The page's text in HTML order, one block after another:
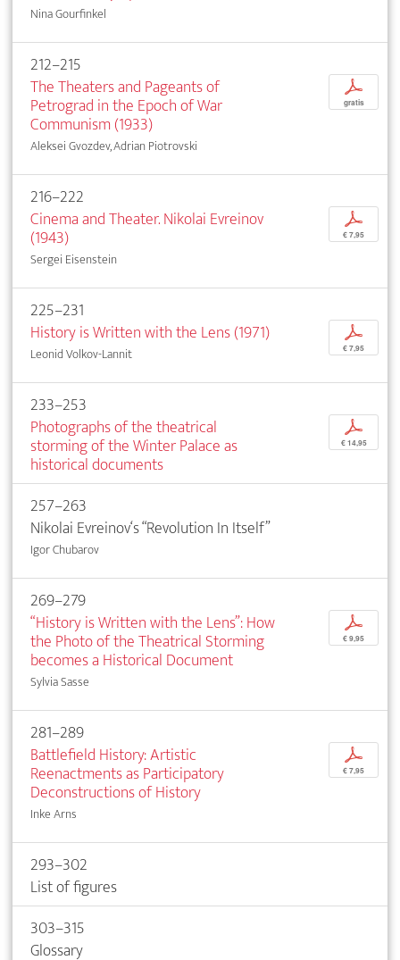
Nina Gourfinkel
212–215
The Theaters and Pageants of
Petrograd in the Epoch of War
Communism (1933)
Aleksei Gvozdev, Adrian Piotrovski
p
gratis
216–222
Cinema and Theater. Nikolai Evreinov
(1943)
Sergei Eisenstein
p
€ 7,95
225–231
History is Written with the Lens (1971)
Leonid Volkov-Lannit
p
€ 7,95
233–253
Photographs of the theatrical
storming of the Winter Palace as
historical documents
p
€ 14,95
257–263
Nikolai Evreinov‘s “Revolution In Itself”
Igor Chubarov
269–279
“History is Written with the Lens”: How
the Photo of the Theatrical Storming
becomes a Historical Document
Sylvia Sasse
p
€ 9,95
281–289
Battlefield History: Artistic
Reenactments as Participatory
Deconstructions of History
Inke Arns
p
€ 7,95
293–302
List of figures
303–315
Glossary